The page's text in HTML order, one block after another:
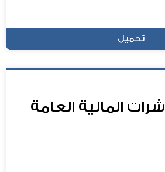
تحميل
المالية العامة